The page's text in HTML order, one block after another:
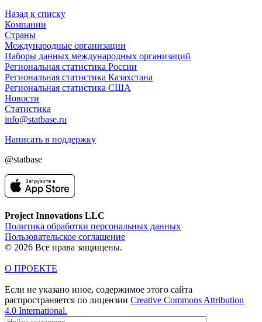
Назад к списку
Компании
Страны
Международные организации
Наборы данных международных организаций
Региональная статистика России
Региональная статистика Казахстана
Региональная статистика США
Новости
Статистика
info@statbase.ru
Написать в поддержку
@statbase
Project Innovations LLC
Политика обработки персональных данных
Пользовательское соглашение
© 2026 Все права защищены.
О ПРОЕКТЕ
Если не указано иное, содержимое этого сайта
распространяется по лицензии Creative Commons Attribution
4.0 International.